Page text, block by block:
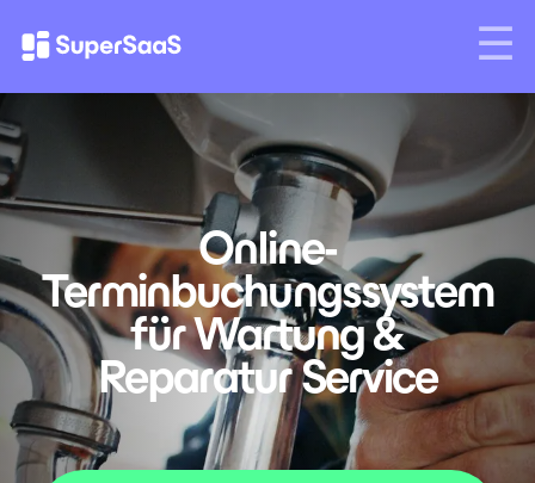
Online-
Terminbuchungs­system
für Wartung &
Reparatur Service